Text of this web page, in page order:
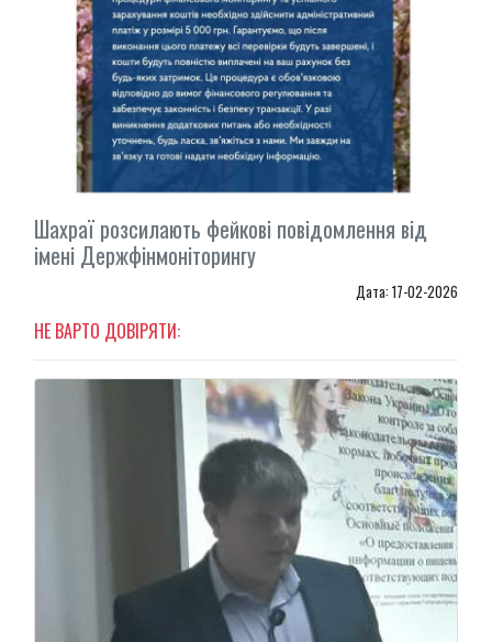
Шахраї розсилають фейкові повідомлення від
імені Держфінмоніторингу
Дата: 17-02-2026
НЕ ВАРТО ДОВІРЯТИ: